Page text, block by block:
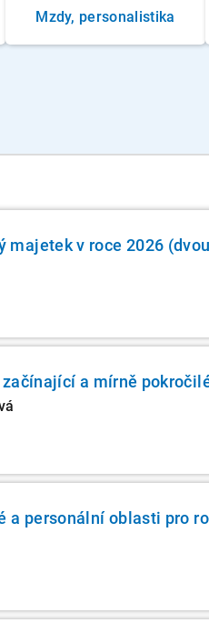
Mzdy, personalistika
majetek v roce 2026
začínající a mírně
a personální oblasti pro